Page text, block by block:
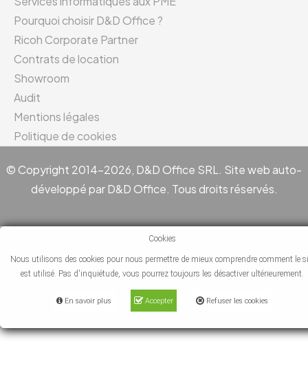
Pourquoi choisir D&D Office ?
Ricoh Corporate Partner
Contrats de location
Showroom
Audit
Mentions légales
Politique de cookies
© Copyright 2014-2026, D&D Office SRL. Site web auto-
développé par D&D Office. Tous droits réservés.
Cookies
Nous utilisons des cookies pour nous permettre de mieux comprendre comment le
est utilisé. Pas d'inquiétude, vous pourrez toujours les désactiver ultérieurement.
En savoir plus Accepter Refuser les cookies